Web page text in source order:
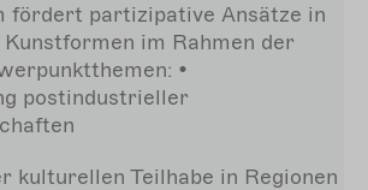
fördert partizipative Ansätze in
im Rahmen der
•
postindustrieller
kulturellen Teilhabe in Regionen